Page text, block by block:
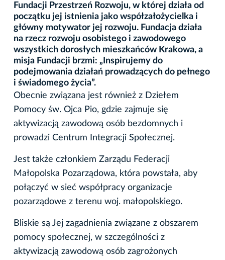
Fundacji Przestrzeń Rozwoju, w której działa od
początku jej istnienia jako współzałożycielka i
główny motywator jej rozwoju. Fundacja działa
na rzecz rozwoju osobistego i zawodowego
wszystkich dorosłych mieszkańców Krakowa, a
misja Fundacji brzmi: „Inspirujemy do
podejmowania działań prowadzących do pełnego
i świadomego życia”.
Obecnie związana jest również z Dziełem
Pomocy św. Ojca Pio, gdzie zajmuje się
aktywizacją zawodową osób bezdomnych i
prowadzi Centrum Integracji Społecznej.
Jest także członkiem Zarządu Federacji
Małopolska Pozarządowa, która powstała, aby
połączyć w sieć współpracy organizacje
pozarządowe z terenu woj. małopolskiego.
Bliskie są Jej zagadnienia związane z obszarem
pomocy społecznej, w szczególności z
aktywizacją zawodową osób zagrożonych